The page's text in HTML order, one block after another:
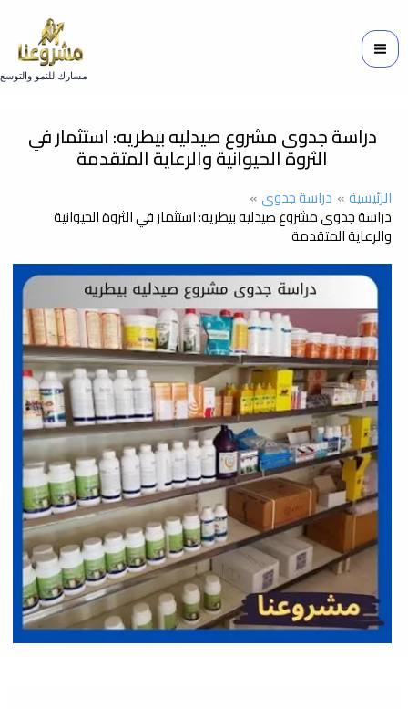
مسارك للنمو والتوسع
دراسة جدوى مشروع صيدليه بيطريه: استثمار في
الثروة الحيوانية والرعاية المتقدمة
الرئيسية دراسة جدوى
دراسة جدوى مشروع صيدليه بيطريه: استثمار في الثروة الحيوانية
والرعاية المتقدمة